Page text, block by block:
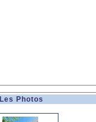
Les Photos